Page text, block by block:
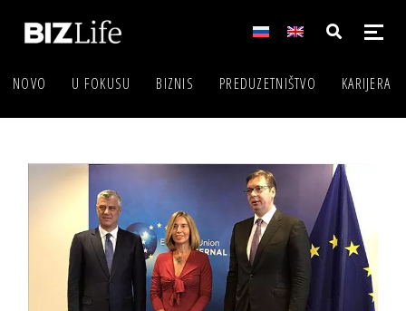
NOVO U FOKUSU BIZNIS PREDUZETNIŠTVO KARIJERA